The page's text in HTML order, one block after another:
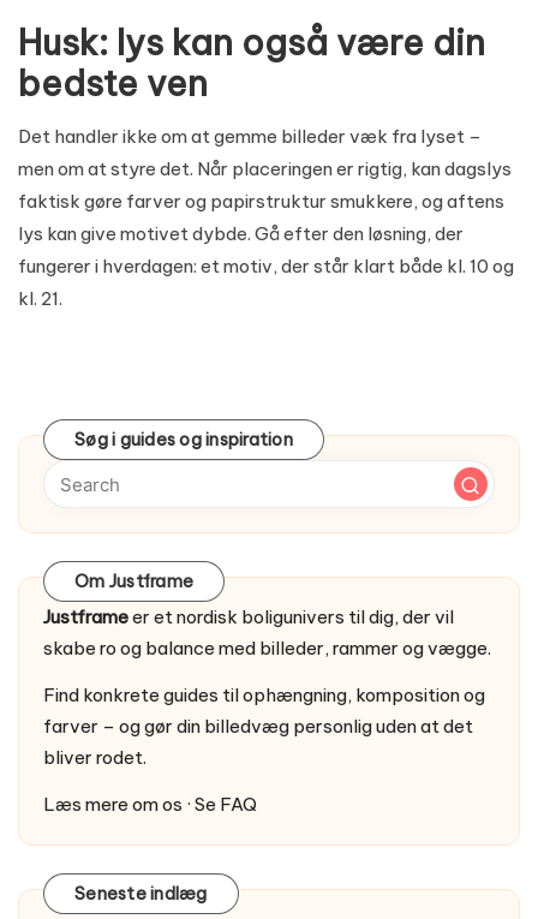
Husk: lys kan også være din
bedste ven
Det handler ikke om at gemme billeder væk fra lyset –
men om at styre det. Når placeringen er rigtig, kan dagslys
faktisk gøre farver og papirstruktur smukkere, og aftens
lys kan give motivet dybde. Gå efter den løsning, der
fungerer i hverdagen: et motiv, der står klart både kl. 10 og
kl. 21.
Søg i guides og inspiration
Om Justframe
Justframeer et nordisk boligunivers til dig, der vil
skabe ro og balance med billeder, rammer og vægge.
Find konkrete guides til ophængning, komposition og
farver – og gør din billedvæg personlig uden at det
bliver rodet.
Læs mere om os · Se FAQ
Seneste indlæg